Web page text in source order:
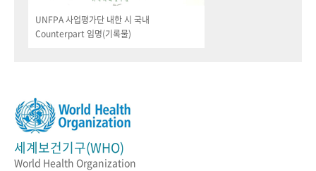
UNFPA 사업평가단 내한 시 국내
Counterpart 임명(기록물)
세계보건기구(WHO)
World Health Organization